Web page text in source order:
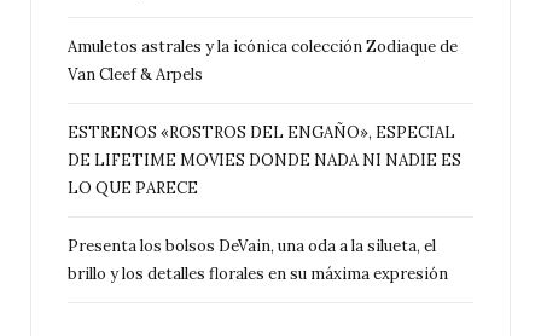
Amuletos astrales y la icónica colección Zodiaque de
Van Cleef & Arpels
ESTRENOS «ROSTROS DEL ENGAÑO», ESPECIAL
DE LIFETIME MOVIES DONDE NADA NI NADIE ES
LO QUE PARECE
Presenta los bolsos DeVain, una oda a la silueta, el
brillo y los detalles florales en su máxima expresión